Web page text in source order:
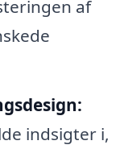
af
indsigter i,